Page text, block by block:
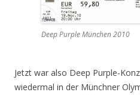
Deep Purple München 2010
Jetzt war also Deep Purple-
wiedermal in der Münchner